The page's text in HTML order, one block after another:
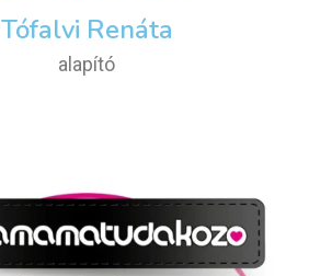
Tófalvi Renáta
alapító